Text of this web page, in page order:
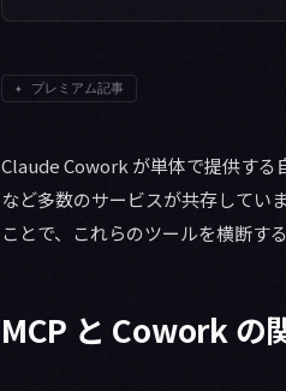
✦ プレミアム記事
Claude Cowork が単体で提供す
など多数のサービスが共存して
ことで、これらのツールを横断す
MCP と Cowork の